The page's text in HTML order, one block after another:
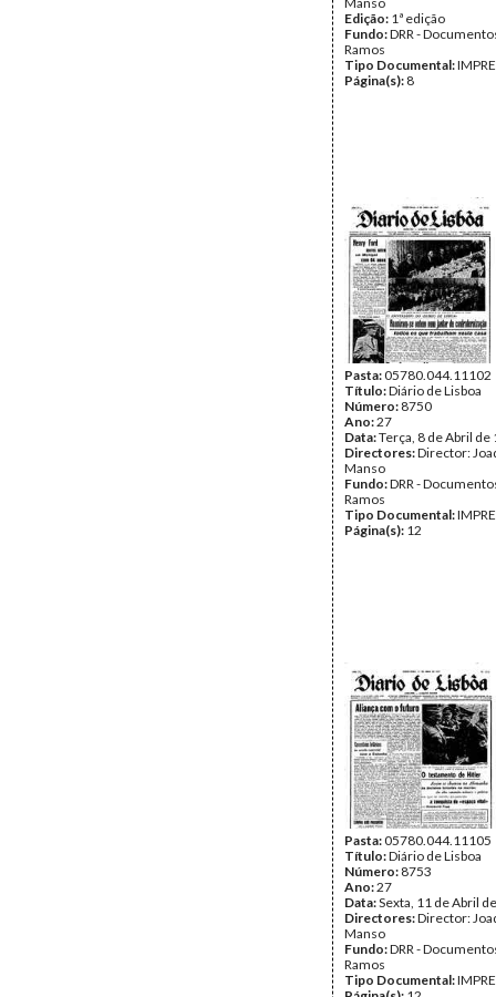
Edição: 1ª edição
Fundo:DRR -
Ramos
Tipo Documental:
Página(s): 8
Pasta:05780.044.11102
Título:Diário de Lisboa
Número: 8750
Ano:27
Data:Terça, 8 de Abril de
Directores:Director:
Manso
Fundo:DRR -
Ramos
Tipo Documental:
Página(s): 12
Pasta:05780.044.11105
Título:Diário de Lisboa
Número: 8753
Ano:27
Data:Sexta, 11 de Abril
Directores:Director:
Manso
Fundo:DRR -
Ramos
Tipo Documental: